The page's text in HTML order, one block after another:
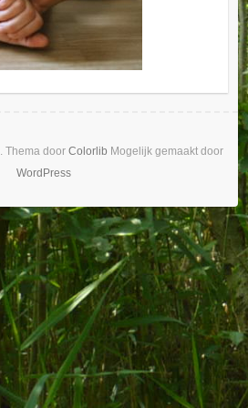
. Thema door Colorlib Mogelijk gemaakt door
WordPress